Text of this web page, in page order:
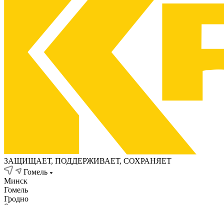
ЗАЩИЩАЕТ, ПОДДЕРЖИВАЕТ, СОХРАНЯЕТ
Гомель
Минск
Гомель
Гродно